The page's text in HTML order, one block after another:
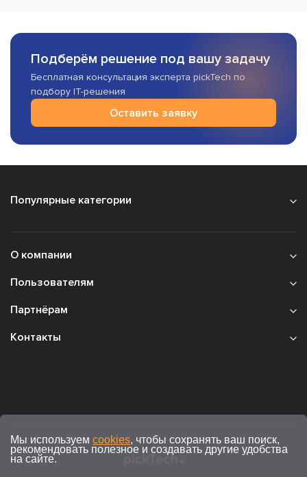
Подберём решение под вашу задачу
Бесплатная консультация эксперта pickTech по
подбору IT-решения
Оставить заявку
Популярные категории
О компании
Пользователям
Партнёрам
Контакты
Мы используем cookies, чтобы сохранять ваш поиск,
рекомендовать полезное и создавать другие удобства
на сайте.